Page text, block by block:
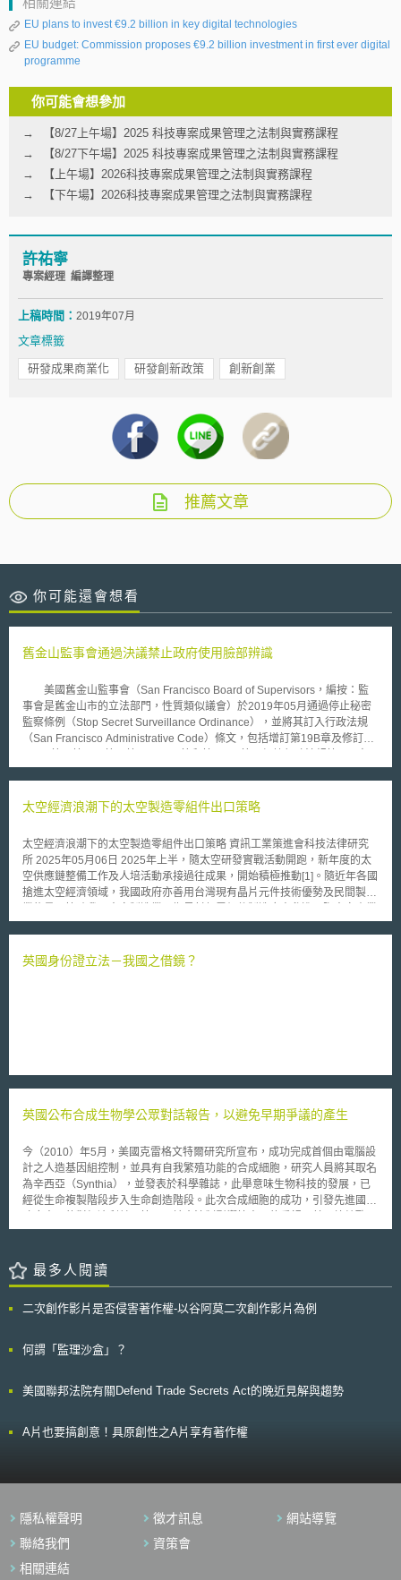
EU plans to invest €9.2 billion in key digital technologies
EU budget: Commission proposes €9.2 billion investment in first ever digital
programme
你可能會想參加
【8/27上午場】2025 科技專案成果管理之法制與實務課程
【8/27下午場】2025 科技專案成果管理之法制與實務課程
【上午場】2026科技專案成果管理之法制與實務課程
【下午場】2026科技專案成果管理之法制與實務課程
許祐寧
專案經理 編譯整理
上稿時間： 2019年07月
文章標籤
研發成果商業化 研發創新政策 創新創業
推薦文章
你可能還會想看
舊金山監事會通過決議禁止政府使用臉部辨識
美國舊金山監事會（San Francisco Board of Supervisors，編按：監
事會是舊金山市的立法部門，性質類似議會）於2019年05月通過停止秘密
監察條例（Stop Secret Surveillance Ordinance），並將其訂入行政法規
（San Francisco Administrative Code）條文，包括增訂第19B章及修訂第
舊金山政府及執法機構未來將不能使用臉部辨識科技，也不能處理或利用任
識科技的監視器，或暗自使用臉部辨識科技尋找嫌疑犯都構成違法行為。然
辨識科技；而民眾及私人企業並非修訂條文的規範對象，亦可繼續採用。
此次法規的修訂引發高度關注，各界也熱烈討論。反對者表示，法規的
修訂使執法機關打擊犯罪的努力付之一炬，危害民眾安全；贊成者則認為，
臉部辨識科技過分侵害人民的隱私權和自由權，應對其有所限制。畢竟，臉
法，值得繼續關注。
太空經濟浪潮下的太空製造零組件出口策略
太空經濟浪潮下的太空製造零組件出口策略 資訊工業策進會科技法律研究
所 2025年05月06日 2025年上半，隨太空研發實戰活動開跑，新年度的太
空供應鏈整備工作及人培活動承接過往成果，開始積極推動[1]。隨近年各國
搶進太空經濟領域，我國政府亦善用台灣現有晶片元件技術優勢及民間製造
供應鏈，期許創造出口順差並提升台灣的國際經濟地位。惟與其他傳統產業
協定，且所屬市場受各國技術及進出口法制整備情況所限，推動相關產品進
低射頻器材進出口驗測、程序成本之重要協議之一。 一、一般射頻器材進
第一級、第二級。第一級包含公眾電信網路設置使用之無線發射或收發設
備、供專用電信網路設置使用之無線發射或收發設備等四項，第二級則包含
無線電信終端設備、有線電話無線主副機、天線直徑三公尺以下之固定衛星
地球電臺、行動衛星地球電臺等八項。依據不同層級，進行進口核准證申請
時，應備妥不同文件。惟無論為第一級、第二級電信管制射頻器材，進口我
國後皆須進行測試、審驗(認證)。具體流程如圖一。[2] 圖一 電信管制射頻
場管理〉，《NCC NEWS》，第19卷第1期，頁2-3（2025）。 通常情況
下，預估於我國銷售之電信射頻設備，測試、審驗(認證)程序多於我國進
法規要求。惟於廠商而言，於他國推進繁複測試、審驗(認證)程序，所需耗
與市場管理，惟不利於貿易效率。為調適前揭有礙貿易之困境，眾多國家開
始積極促進電信設備互認協議（Mutual Recognition Agreement）關係之建
1998年亞太經濟合作會議（Asia-Pacific Economic Cooperation, APEC）
Mutual Recognition Arrangement, APEC TEL MRA），並於1999年正式實
施。該協議主要目標在於簡化APEC成員國進行電信設備貿易時的測試和核
可。經認可後，若電信設備出口至他方約定國前，已在本國受認可實驗室測
試或認證機構認證，出口時，即無需在他方約定國複行測試或認證程序。[4]
考量各國測試、認證機構技術與標準之差異，並因應各國貿易政策限制，目
前電信設備互認協議下之相互承認模式區分為二類型。其一是測試結果之相
英國身份證立法－我國之借鏡？
英國公布合成生物學公眾對話報告，以避免早期爭議的產生
今（2010）年5月，美國克雷格文特爾研究所宣布，成功完成首個由電腦設
計之人造基因組控制，並具有自我繁殖功能的合成細胞，研究人員將其取名
為辛西亞（Synthia），並發表於科學雜誌，此舉意味生物科技的發展，已
經從生命複製階段步入生命創造階段。此次合成細胞的成功，引發先進國家
馬便敦促生物倫理委員會對此發展進行密切觀察，評估此研究將之影響、利
開啟有關合成生物學的公眾對話（public dialogue），並於今年6月完成並
公布報告。獲得的結論如下： 一、肯定合成生物學所帶來的機會： 英國民
會所面臨的重大挑戰，例如氣候變遷、能源安全與重大疾病等。 二、關心
當長期的負面影響尚未可知時，有些民眾反而因發展過於快速而覺得到沒有
之生物安全議題，猶應有國際性的管理規範。 四、衡量科研人員動機： 英
量其研究所帶來的廣泛影響。 五、強調科研人員之責任 負責資助的研究委
員會應有清楚角色，促使科學家在此新興科技領域研究中，培養思考科學家
地投入有利於國家整體發展的領域中。
最多人閱讀
二次創作影片是否侵害著作權-以谷阿莫二次創作影片為例
何謂「監理沙盒」？
美國聯邦法院有關Defend Trade Secrets Act的晚近見解與趨勢
A片也要搞創意！具原創性之A片享有著作權
隱私權聲明 徵才訊息
網站導覽
聯絡我們
資策會
相關連結